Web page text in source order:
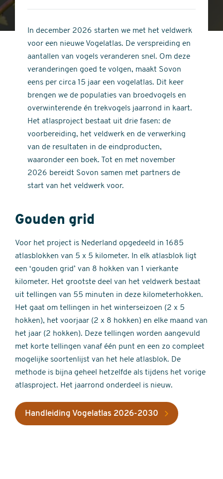
stars
of
stars
In december 2026 starten we met het veldwerk
voor een nieuwe Vogelatlas. De verspreiding en
aantallen van vogels veranderen snel. Om deze
veranderingen goed te volgen, maakt Sovon
eens per circa 15 jaar een vogelatlas. Dit keer
brengen we de populaties van broedvogels en
overwinterende én trekvogels jaarrond in kaart.
Het atlasproject bestaat uit drie fasen: de
voorbereiding, het veldwerk en de verwerking
van de resultaten in de eindproducten,
waaronder een boek. Tot en met november
2026 bereidt Sovon samen met partners de
start van het veldwerk voor.
Gouden grid
Voor het project is Nederland opgedeeld in 1685
atlasblokken van 5 x 5 kilometer. In elk atlasblok ligt
een ‘gouden grid’ van 8 hokken van 1 vierkante
kilometer. Het grootste deel van het veldwerk bestaat
uit tellingen van 55 minuten in deze kilometerhokken.
Het gaat om tellingen in het winterseizoen (2 x 5
hokken), het voorjaar (2 x 8 hokken) en elke maand van
het jaar (2 hokken). Deze tellingen worden aangevuld
met korte tellingen vanaf één punt en een zo compleet
mogelijke soortenlijst van het hele atlasblok. De
methode is bijna geheel hetzelfde als tijdens het vorige
atlasproject. Het jaarrond onderdeel is nieuw.
Handleiding Vogelatlas 2026-2030